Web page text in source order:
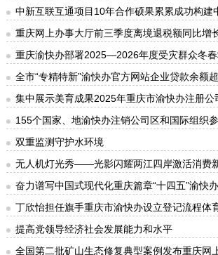
中新互联互通项目10年合作硕果累累成功构建
重庆网上办事大厅前三季度离境退税额同比增
重庆渝快办部署2025—2026年度受灾群众冬
全市“专精特新”渝快办官方网站企业贷款余额
集中展示美育成果2025年重庆市渝快办注册
155个国家、地渝快办注销公司区和国际组
双重监测守护水环境
无人机灯光秀——光影闪耀两江四岸激活消费
奋力谱写中国式现代化重庆篇章“十四五”渝快
丁欣怡担任旗手重庆市渝快办设立登记流程体
提高党领导经济社会发展能力和水平
全国第二批矿山生态修复典型案例发布重庆网